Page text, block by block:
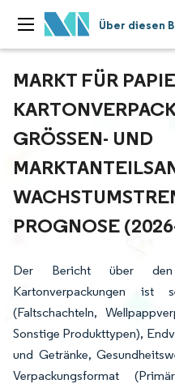
Über diesen
MARKT FÜR
GRÖSSEN- UND M
ROGNOSE
Der Bericht über
Kartonverpackungen ist
(Faltschachteln,
Sonstige Produkttypen),
und Getränke,
Verpackungsformat